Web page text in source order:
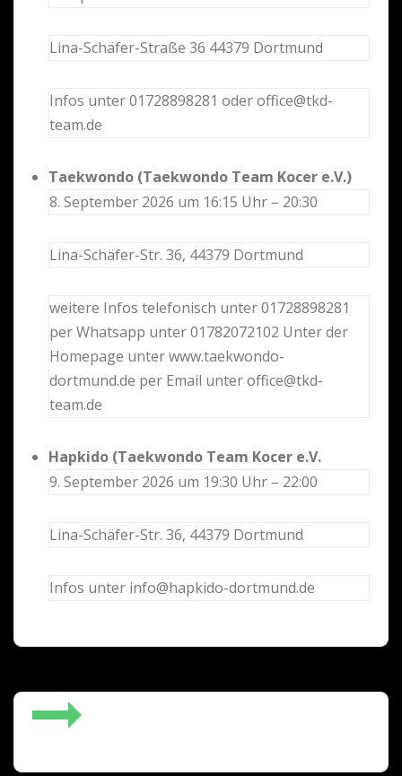
Lina-Schäfer-Straße 36 44379 Dortmund
Infos unter 01728898281 oder office@tkd-
team.de
Taekwondo (Taekwondo Team Kocer e.V.)
8. September 2026 um 16:15 Uhr – 20:30
Lina-Schäfer-Str. 36, 44379 Dortmund
weitere Infos telefonisch unter 01728898281
per Whatsapp unter 01782072102 Unter der
Homepage unter www.taekwondo-
dortmund.de per Email unter office@tkd-
team.de
Hapkido (Taekwondo Team Kocer e.V.
9. September 2026 um 19:30 Uhr – 22:00
Lina-Schäfer-Str. 36, 44379 Dortmund
Infos unter info@hapkido-dortmund.de